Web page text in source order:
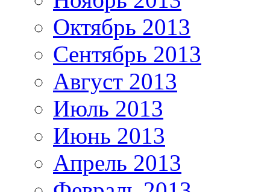
Октябрь 2013
Сентябрь 2013
Август 2013
Июль 2013
Июнь 2013
Апрель 2013